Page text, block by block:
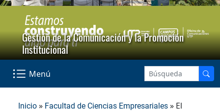
Gestión de la Comunicación y la Promoción
Institucional
Menú
Inicio » Facultad de Ciencias Empresariales » El